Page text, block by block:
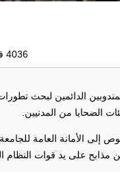
4036 قراءة منذ :
الدائمين لبحث
الضحايا من المدنيين.
إلى الأمانة العامة
مذابح على يد قوات